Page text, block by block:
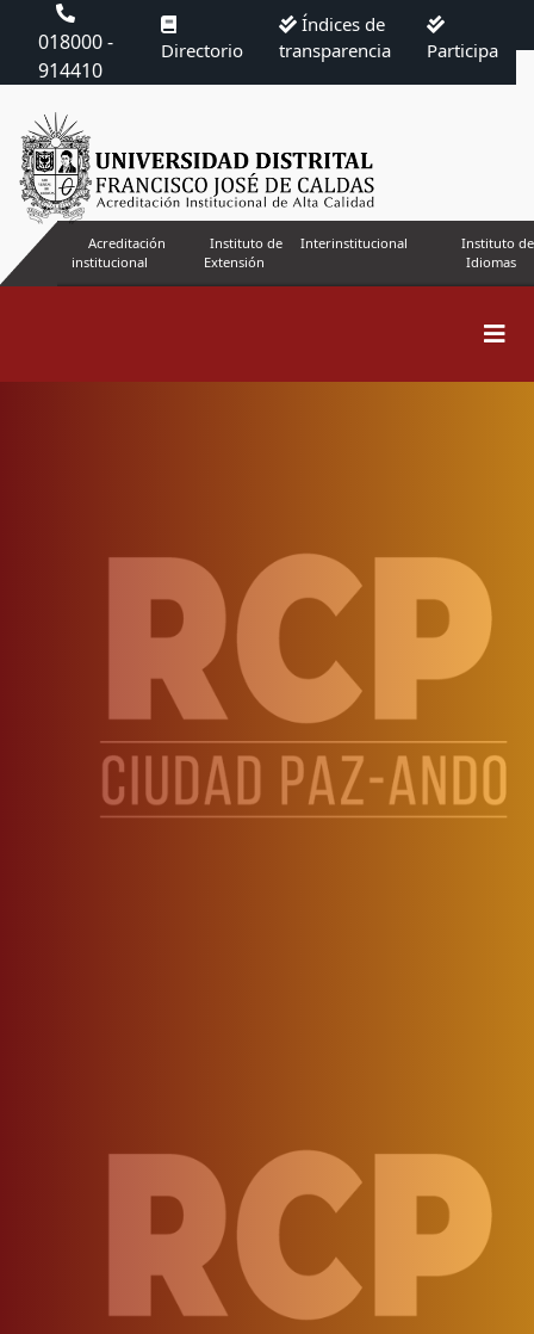
018000 -
914410
Directorio
Índices de
transparencia
Participa
Acreditación
institucional
Instituto de
Extensión
Interinstitucional
Instituto de
Idiomas